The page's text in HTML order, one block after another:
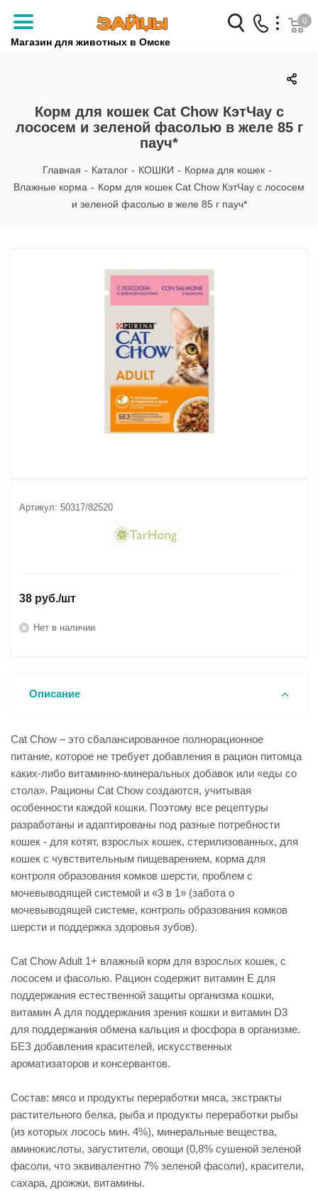
Магазин для животных в Омске
Заказать звонок
+7 (3812) 79-04-04
+7 (950) 959-88-32
0
Корм для кошек Cat Chow КэтЧау с
лососем и зеленой фасолью в желе 85 г
пауч*
Главная - Каталог - КОШКИ - Корма для кошек -
Влажные корма - Корм для кошек Cat Chow КэтЧау с лососем
и зеленой фасолью в желе 85 г пауч*
Артикул: 50317/82520
38 руб./шт
Нет в наличии
Описание
Cat Chow – это сбалансированное полнорационное
питание, которое не требует добавления в рацион питомца
каких-либо витаминно-минеральных добавок или «еды со
стола». Рационы Cat Chow создаются, учитывая
особенности каждой кошки. Поэтому все рецептуры
разработаны и адаптированы под разные потребности
кошек - для котят, взрослых кошек, стерилизованных, для
кошек с чувствительным пищеварением, корма для
контроля образования комков шерсти, проблем с
мочевыводящей системой и «3 в 1» (забота о
мочевыводящей системе, контроль образования комков
шерсти и поддержка здоровья зубов).
Cat Chow Adult 1+ влажный корм для взрослых кошек, с
лососем и фасолью. Рацион содержит витамин E для
поддержания естественной защиты организма кошки,
витамин А для поддержания зрения кошки и витамин D3
для поддержания обмена кальция и фосфора в организме.
БЕЗ добавления красителей, искусственных
ароматизаторов и консервантов.
Состав: мясо и продукты переработки мяса, экстракты
растительного белка, рыба и продукты переработки рыбы
(из которых лосось мин. 4%), минеральные вещества,
аминокислоты, загустители, овощи (0,8% сушеной зеленой
фасоли, что эквивалентно 7% зеленой фасоли), красители,
сахара, дрожжи, витамины.